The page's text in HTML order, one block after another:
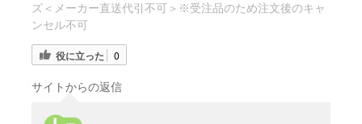
ズ＜メーカー直送代引不可＞※受注品のため注文後のキャ
ンセル不可
役に立った 0
サイトからの返信